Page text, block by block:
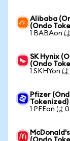
Alibaba
(Ondo
1 BABAon
SK Hynix
(Ondo
1 SKHYon
Pfizer
Tokenized)
1 PFEon は